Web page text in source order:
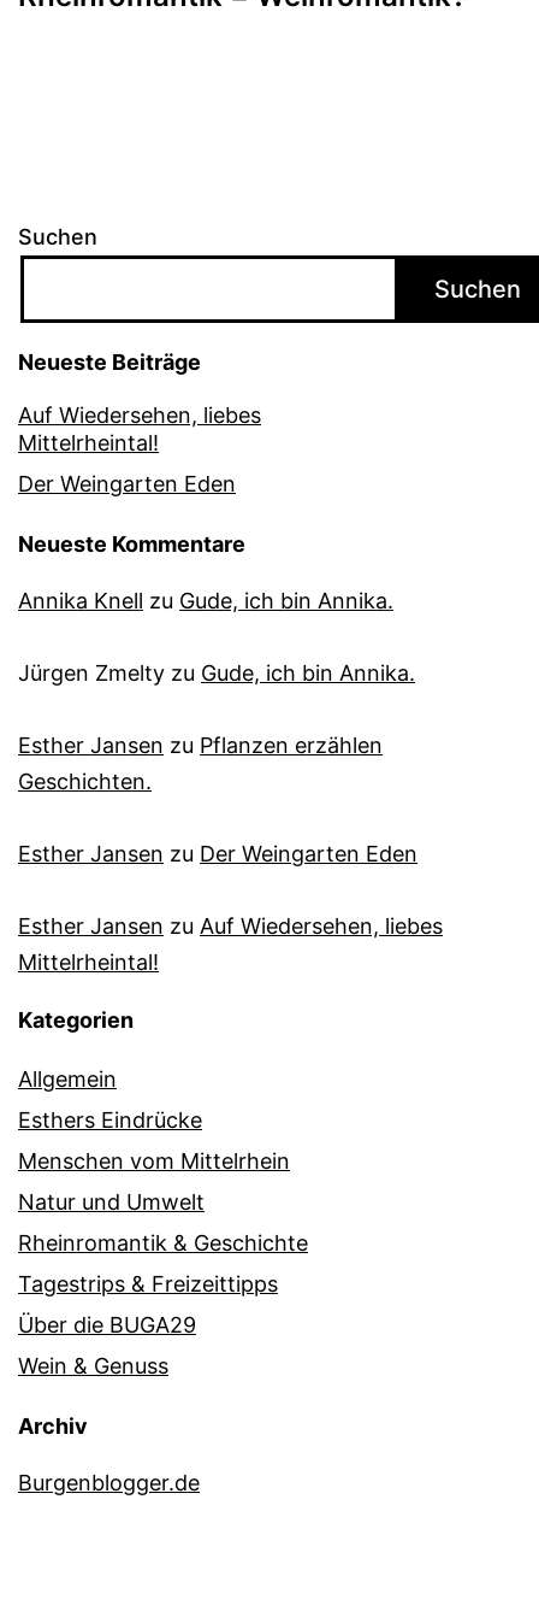
Suchen
Suchen
Neueste Beiträge
Auf Wiedersehen, liebes
Mittelrheintal!
Der Weingarten Eden
Neueste Kommentare
Annika Knell zu Gude, ich bin Annika.
Jürgen Zmelty zu Gude, ich bin Annika.
Esther Jansen zu Pflanzen erzählen
Geschichten.
Esther Jansen zu Der Weingarten Eden
Esther Jansen zu Auf Wiedersehen, liebes
Mittelrheintal!
Kategorien
Allgemein
Esthers Eindrücke
Menschen vom Mittelrhein
Natur und Umwelt
Rheinromantik & Geschichte
Tagestrips & Freizeittipps
Über die BUGA29
Wein & Genuss
Archiv
Burgenblogger.de